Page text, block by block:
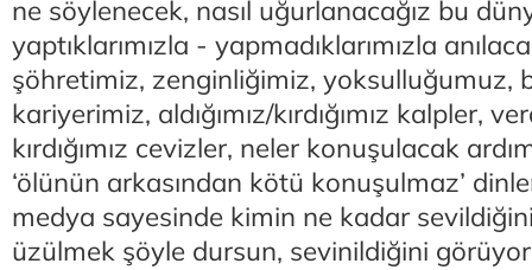
ne söylenecek, nasıl uğurlanacağız bu
yaptıklarımızla - yapmadıklarımızla
şöhretimiz, zenginliğimiz, yoksulluğumuz,
kariyerimiz, aldığımız/kırdığımız kalpler,
kırdığımız cevizler, neler konuşulacak
‘ölünün arkasından kötü konuşulmaz’
medya sayesinde kimin ne kadar
üzülmek şöyle dursun, sevinildiğini